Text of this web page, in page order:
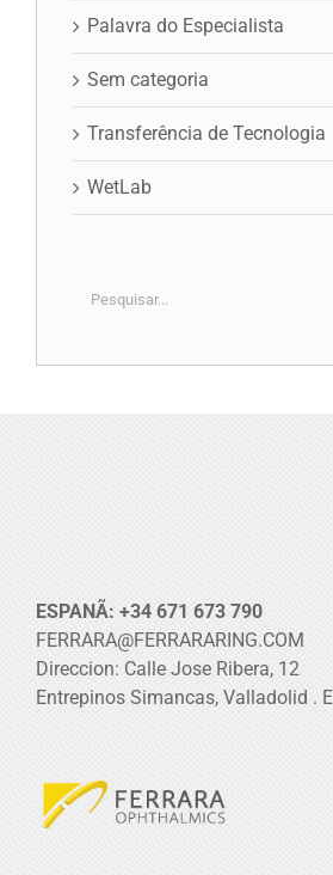
Palavra do Especialista
Sem categoria
Transferência de Tecnologia
WetLab
resultados
ESPANÃ: +34 671 673 790
FERRARA@FERRARARING.COM
Direccion: Calle Jose Ribera, 12
Entrepinos Simancas, Valladolid .